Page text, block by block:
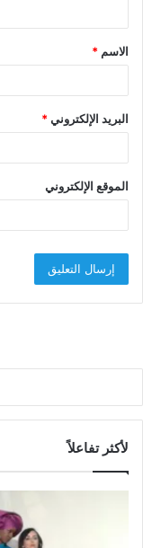
ق
*
الاسم *
البريد الإلكتروني*
الموقع الإلكتروني
لأكثر تفاعلاً